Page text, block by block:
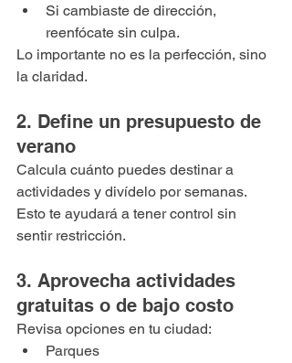
Si cambiaste de dirección,
reenfócate sin culpa.
Lo importante no es la perfección, sino
la claridad.
2. Define un presupuesto de
verano
Calcula cuánto puedes destinar a
actividades y divídelo por semanas.
Esto te ayudará a tener control sin
sentir restricción.
3. Aprovecha actividades
gratuitas o de bajo costo
Revisa opciones en tu ciudad:
Parques